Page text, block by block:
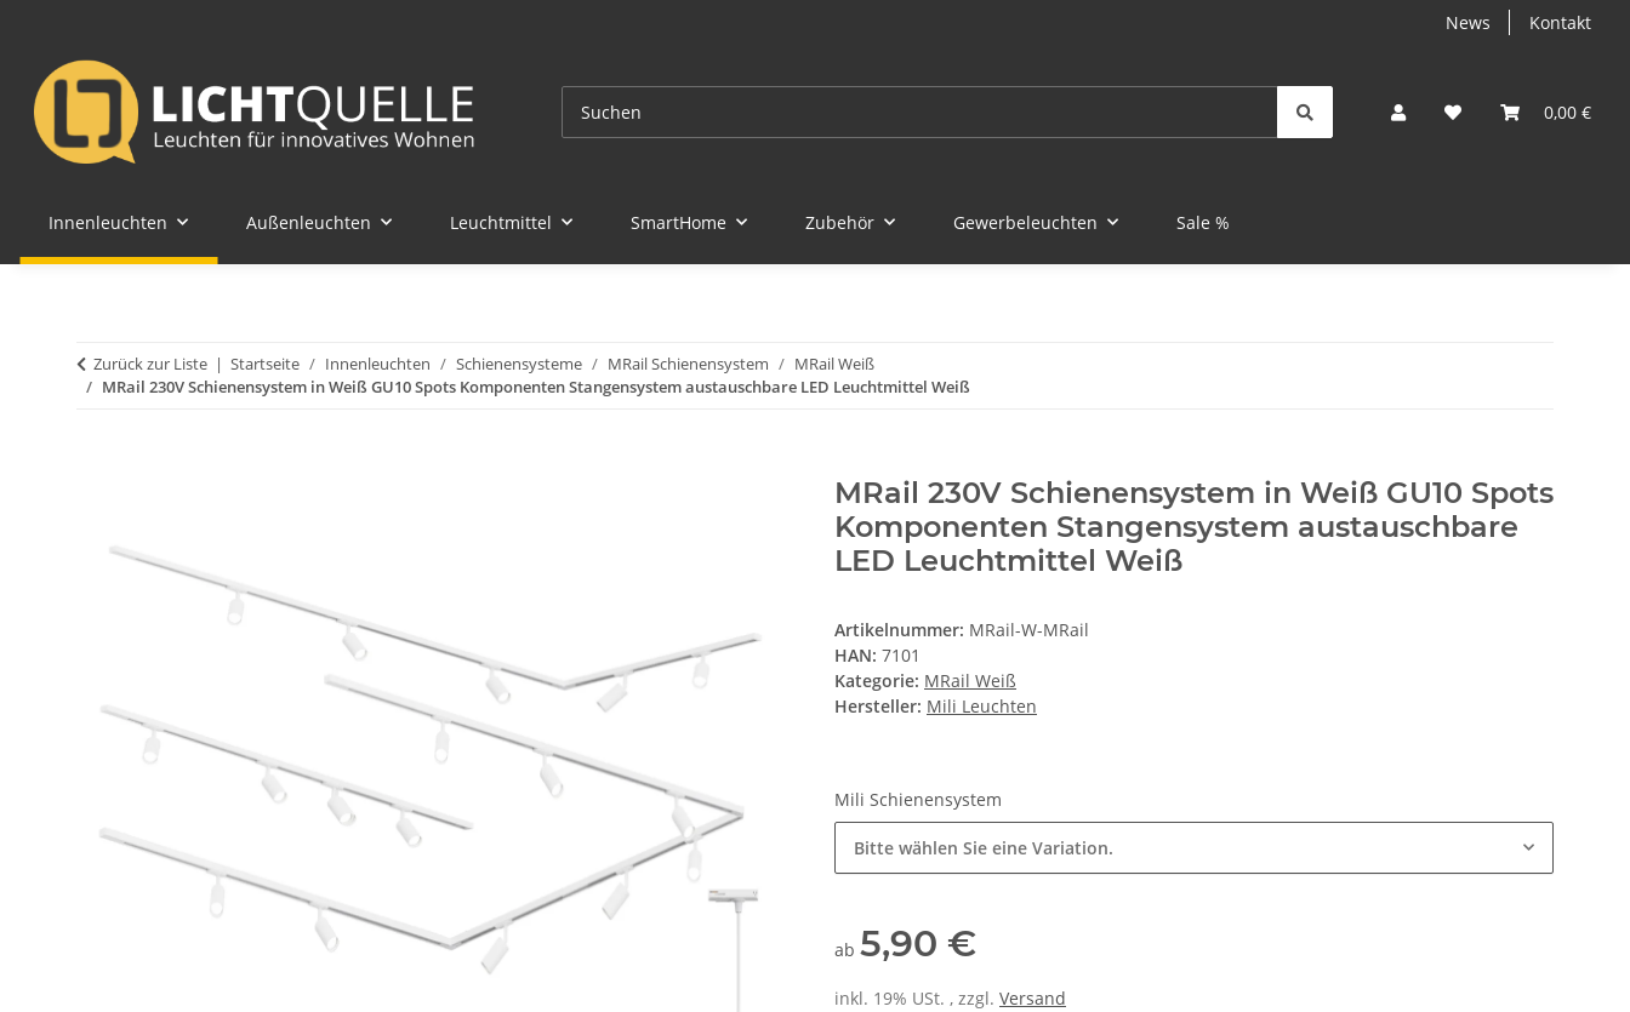
News Kontakt
0,00 €
Innenleuchten Außenleuchten Leuchtmittel SmartHome Zubehör Gewerbeleuchten Sale %
Zurück zur Liste Startseite Innenleuchten Schienensysteme MRail Schienensystem
MRail Weiß
MRail 230V Schienensystem in Weiß GU10 Spots Komponenten Stangensystem austauschbare LED Leuchtmittel Weiß
MRail 230V Schienensystem in Weiß GU10 Spots
Komponenten Stangensystem austauschbare
LED Leuchtmittel Weiß
Artikelnummer: MRail-W-MRail
HAN: 7101
Kategorie: MRail Weiß
Hersteller: Mili Leuchten
Mili Schienensystem
Bitte wählen Sie eine Variation.
ab 5,90 €
inkl. 19% USt. , zzgl. Versand